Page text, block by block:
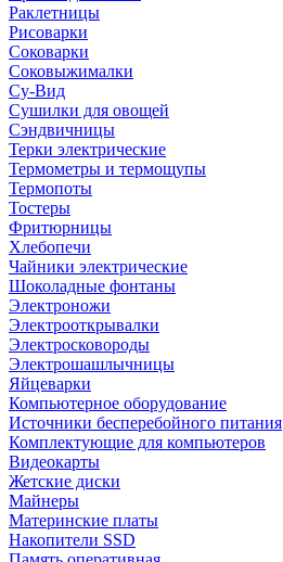
Раклетницы
Рисоварки
Соковарки
Соковыжималки
Су-Вид
Сушилки для овощей
Сэндвичницы
Терки электрические
Термометры и термощупы
Термопоты
Тостеры
Фритюрницы
Хлебопечи
Чайники электрические
Шоколадные фонтаны
Электроножи
Электрооткрывалки
Электросковороды
Электрошашлычницы
Яйцеварки
Компьютерное оборудование
Источники бесперебойного питания
Комплектующие для компьютеров
Видеокарты
Жетские диски
Майнеры
Материнские платы
Накопители SSD